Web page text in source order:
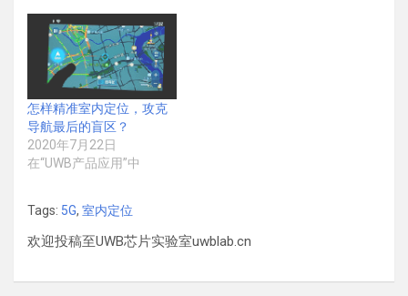
怎样精准室内定位，攻克
导航最后的盲区？
2020年7月22日
在“UWB产品应用”中
Tags: 5G, 室内定位
欢迎投稿至UWB芯片实验室uwblab.cn